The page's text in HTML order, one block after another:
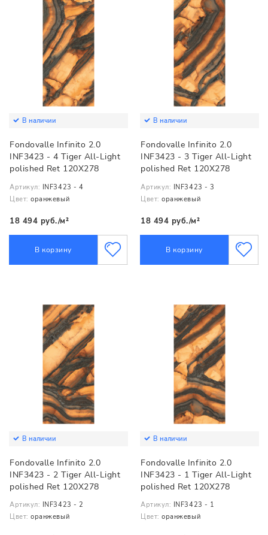
В наличии
Fondovalle Infinito 2.0
INF3423 - 4 Tiger All-Light
polished Ret 120X278
Артикул: INF3423 - 4
Цвет: оранжевый
18 494 руб./м²
В корзину
В наличии
Fondovalle Infinito 2.0
INF3423 - 3 Tiger All-Light
polished Ret 120X278
Артикул: INF3423 - 3
Цвет: оранжевый
18 494 руб./м²
В корзину
В наличии
Fondovalle Infinito 2.0
INF3423 - 2 Tiger All-Light
polished Ret 120X278
Артикул: INF3423 - 2
Цвет: оранжевый
В наличии
Fondovalle Infinito 2.0
INF3423 - 1 Tiger All-Light
polished Ret 120X278
Артикул: INF3423 - 1
Цвет: оранжевый